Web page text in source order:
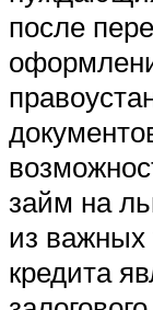
после
займ на
из важных
кредита